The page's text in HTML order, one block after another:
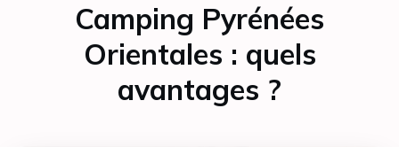
Camping Pyrénées
Orientales : quels
avantages ?